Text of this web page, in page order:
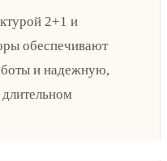
2+1 и
обеспечивают
и надежную,